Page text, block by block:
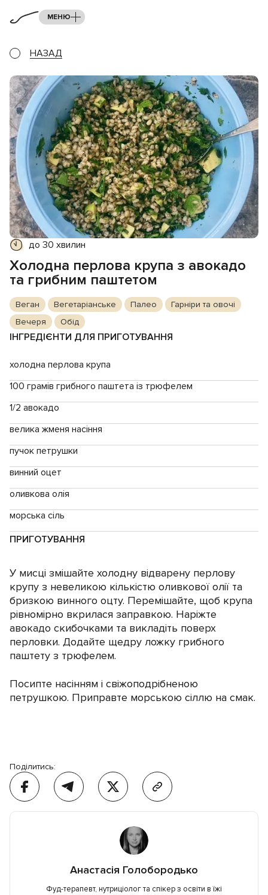
МЕНЮ
НАЗАД
до 30 хвилин
Холодна перлова крупа з авокадо
та грибним паштетом
Веган Вегетаріанське Палео
Гарніри та овочі
Вечеря
Обід
ІНГРЕДІЄНТИ ДЛЯ ПРИГОТУВАННЯ
холодна перлова крупа
100 грамів грибного паштета із трюфелем
1/2 авокадо
велика жменя насіння
пучок петрушки
винний оцет
оливкова олія
морська сіль
ПРИГОТУВАННЯ
У мисці змішайте холодну відварену перлову
крупу з невеликою кількістю оливкової олії та
бризкою винного оцту. Перемішайте, щоб крупа
рівномірно вкрилася заправкою. Наріжте
авокадо скибочками та викладіть поверх
перловки. Додайте щедру ложку грибного
паштету з трюфелем.
Посипте насінням і свіжоподрібненою
петрушкою. Приправте морською сіллю на смак.
Поділитись:
Анастасія Голобородько
Фуд-терапевт, нутриціолог та спікер з освіти в їжі